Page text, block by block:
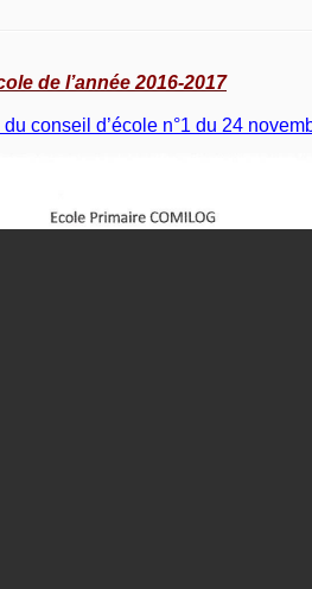
de l’année 2016-2017
conseil d’école n°1 du 24